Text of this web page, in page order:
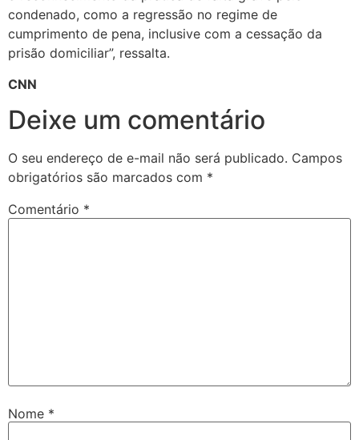
condenado, como a regressão no regime de
cumprimento de pena, inclusive com a cessação da
prisão domiciliar”, ressalta.
CNN
Deixe um comentário
O seu endereço de e-mail não será publicado. Campos
obrigatórios são marcados com *
Comentário *
Nome *